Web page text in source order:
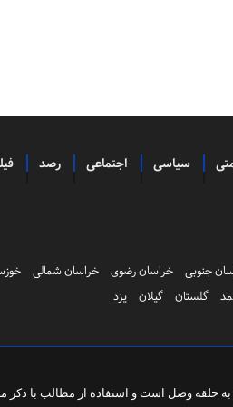
سیاسی اجتماعی رصد
جنوبی خراسان رضوی خراسان شمالی
گلستان گیلان یزد
حلقه وصل است و استفاده از مطالب با ذکر